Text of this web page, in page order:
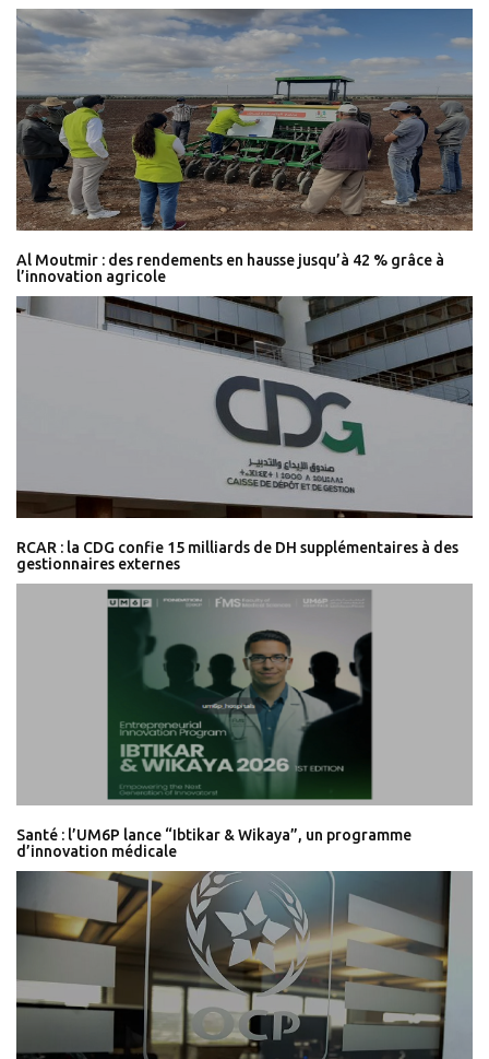
Al Moutmir : des rendements en hausse jusqu’à 42 % grâce à
l’innovation agricole
RCAR : la CDG confie 15 milliards de DH supplémentaires à des
gestionnaires externes
Santé : l’UM6P lance “Ibtikar & Wikaya”, un programme
d’innovation médicale